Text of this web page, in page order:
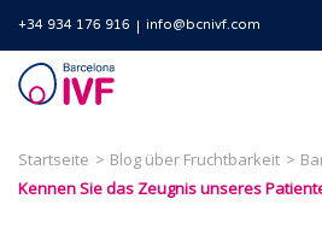
+34 934 176 916 info@bcnivf.com
Barcelona
IVF
Startseite Blog über Fruchtbarkeit
Kennen Sie das Zeugnis unseres